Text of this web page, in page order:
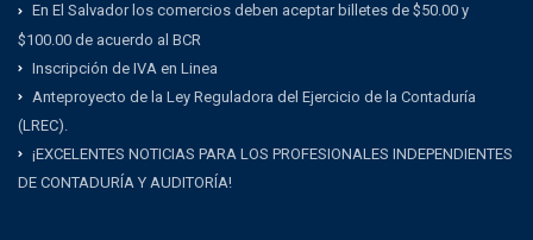
En El Salvador los comercios deben aceptar billetes de $50.00 y
$100.00 de acuerdo al BCR
Inscripción de IVA en Linea
Anteproyecto de la Ley Reguladora del Ejercicio de la Contaduría
(LREC).
¡EXCELENTES NOTICIAS PARA LOS PROFESIONALES INDEPENDIENTES
DE CONTADURÍA Y AUDITORÍA!